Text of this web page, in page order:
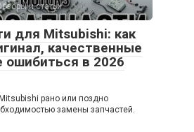
и статьи
для Mitsubishi: как
качественные
ошибиться в 2026
рано или поздно
замены запчастей.